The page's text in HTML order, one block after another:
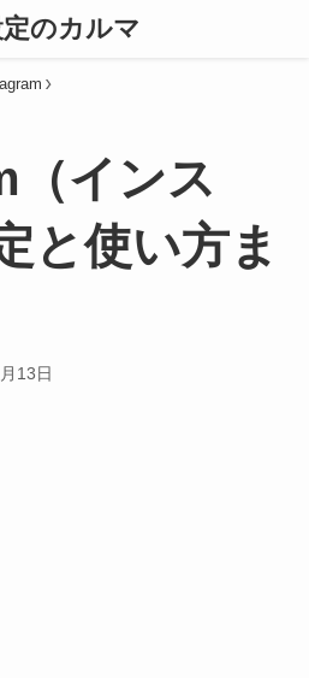
のカルマ
インス
と使い方ま
13日